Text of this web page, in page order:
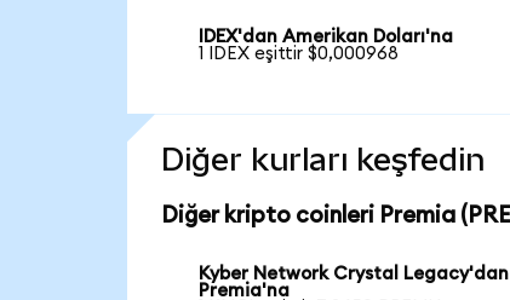
IDEX'dan Amerikan Doları'na
1 IDEX eşittir $0,000968
Diğer kurları keşfedin
Diğer kripto coinleri Premia
Kyber Network Crystal Legacy'dan
Premia'na